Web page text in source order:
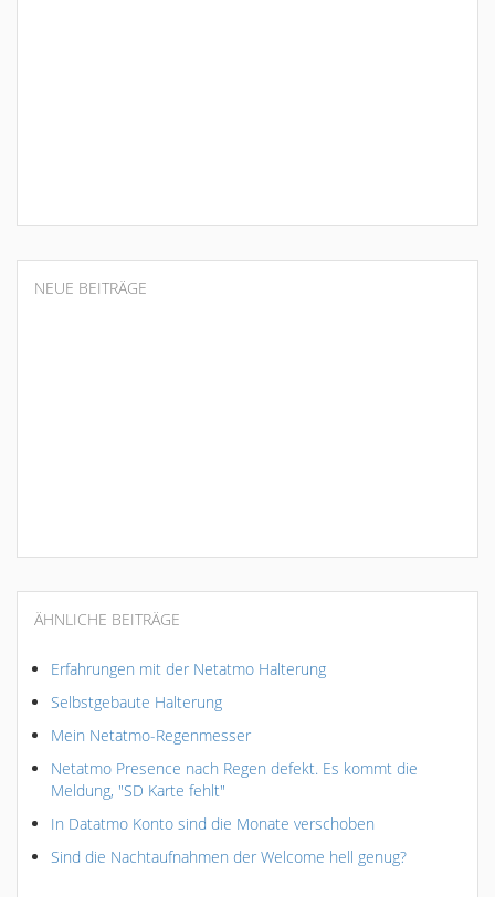
NEUE BEITRÄGE
ÄHNLICHE BEITRÄGE
Erfahrungen mit der Netatmo Halterung
Selbstgebaute Halterung
Mein Netatmo-Regenmesser
Netatmo Presence nach Regen defekt. Es kommt die
Meldung, "SD Karte fehlt"
In Datatmo Konto sind die Monate verschoben
Sind die Nachtaufnahmen der Welcome hell genug?